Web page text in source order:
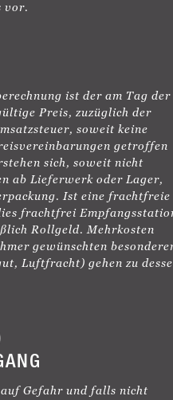
vor.
ist der am Tag der
Preis, zuzüglich der
soweit keine
getroffen
sich, soweit nicht
ab Lieferwerk oder Lager,
Ist eine frachtfreie
frachtfrei
Rollgeld. Mehrkosten
gewünschten
Luftfracht) gehen zu
Gefahr und falls nicht